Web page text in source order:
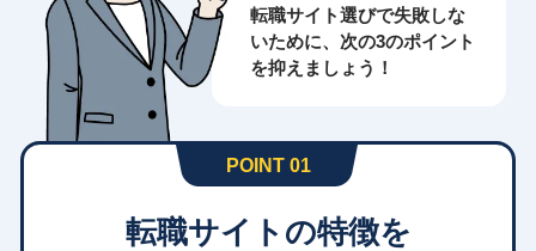
転職サイト選びで失敗しな
いために、次の3のポイント
を抑えましょう！
POINT 01
転職サイトの特徴を